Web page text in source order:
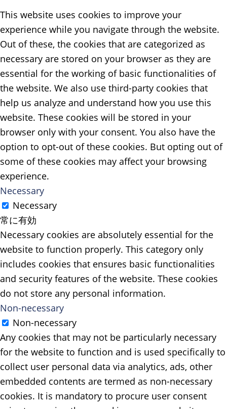
This website uses cookies to improve your
experience while you navigate through the website.
Out of these, the cookies that are categorized as
necessary are stored on your browser as they are
essential for the working of basic functionalities of
the website. We also use third-party cookies that
help us analyze and understand how you use this
website. These cookies will be stored in your
browser only with your consent. You also have the
option to opt-out of these cookies. But opting out of
some of these cookies may affect your browsing
experience.
Necessary
Necessary
常に有効
Necessary cookies are absolutely essential for the
website to function properly. This category only
includes cookies that ensures basic functionalities
and security features of the website. These cookies
do not store any personal information.
Non-necessary
Non-necessary
Any cookies that may not be particularly necessary
for the website to function and is used specifically to
collect user personal data via analytics, ads, other
embedded contents are termed as non-necessary
cookies. It is mandatory to procure user consent